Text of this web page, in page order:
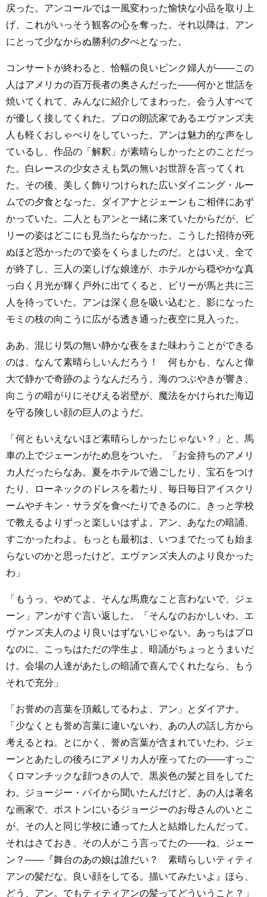
戻った。アンコールでは一風変わった愉快な小品を取り上
げ、これがいっそう観客の心を奪った。それ以降は、アン
にとって少なからぬ勝利の夕べとなった。
コンサートが終わると、恰幅の良いピンク婦人が――この
人はアメリカの百万長者の奥さんだった――何かと世話を
焼いてくれて、みんなに紹介してまわった。会う人すべて
が優しく接してくれた。プロの朗読家であるエヴァンズ夫
人も軽くおしゃべりをしていった。アンは魅力的な声をし
ているし、作品の「解釈」が素晴らしかったとのことだっ
た。白レースの少女さえも気の無いお世辞を言ってくれ
た。その後、美しく飾りつけられた広いダイニング・ルー
ムでの夕食となった。ダイアナとジェーンもご相伴にあず
かっていた。二人ともアンと一緒に来ていたからだが、ビ
リーの姿はどこにも見当たらなかった。こうした招待が死
ぬほど恐かったので姿をくらましたのだ。とはいえ、全て
が終了し、三人の楽しげな娘達が、ホテルから穏やかな真
っ白く月光が輝く戸外に出てくると、ビリーが馬と共に三
人を待っていた。アンは深く息を吸い込むと、影になった
モミの枝の向こうに広がる透き通った夜空に見入った。
ああ、混じり気の無い静かな夜をまた味わうことができる
のは、なんて素晴らしいんだろう！ 何もかも、なんと偉
大で静かで奇跡のようなんだろう。海のつぶやきが響き、
向こうの暗がりにそびえる岩壁が、魔法をかけられた海辺
を守る険しい顔の巨人のようだ。
「何ともいえないほど素晴らしかったじゃない？」と、馬
車の上でジェーンがため息をついた。「お金持ちのアメリ
カ人だったらなあ。夏をホテルで過ごしたり、宝石をつけ
たり、ローネックのドレスを着たり、毎日毎日アイスクリ
ームやチキン・サラダを食べたりできるのに。きっと学校
で教えるよりずっと楽しいはずよ。アン、あなたの暗誦、
すごかったわよ。もっとも最初は、いつまでたっても始ま
らないのかと思ったけど。エヴァンズ夫人のより良かった
わ」
「もうっ、やめてよ、そんな馬鹿なこと言わないで、ジェ
ーン」アンがすぐ言い返した。「そんなのおかしいわ。エ
ヴァンズ夫人のより良いはずないじゃない。あっちはプロ
なのに、こっちはただの学生よ、暗誦がちょっとうまいだ
け。会場の人達があたしの暗誦で喜んでくれたなら、もう
それで充分」
「お誉めの言葉を頂戴してるわよ、アン」とダイアナ。
「少なくとも誉め言葉に違いないわ、あの人の話し方から
考えるとね。とにかく、誉め言葉が含まれていたわ。ジェ
ーンとあたしの後ろにアメリカ人が座ってたの――すっご
くロマンチックな顔つきの人で、黒炭色の髪と目をしてた
わ。ジョージー・パイから聞いたんだけど、あの人は著名
な画家で、ボストンにいるジョージーのお母さんのいとこ
が、その人と同じ学校に通ってた人と結婚したんだって。
それはさておき、その人がこう言ってたの――ね、ジェー
ン？――『舞台のあの娘は誰だい？ 素晴らしいティティ
アンの髪だな。良い顔をしてる。描いてみたいよ』ほら、
どう、アン。でもティティアンの髪ってどういうこと？」